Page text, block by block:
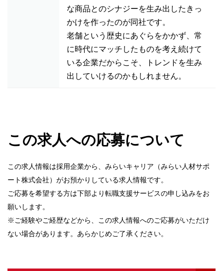
な商品とのシナジーを生み出したきっ
かけを作ったのが同社です。
老舗という歴史にあぐらをかかず、常
に時代にマッチしたものを考え続けて
いる企業だからこそ、トレンドを生み
出していけるのかもしれません。
この求人への応募について
この求人情報は採用企業から、みらいキャリア（みらい人材サポ
ート株式会社）がお預かりしている求人情報です。
ご応募を希望する方は下部より転職支援サービスの申し込みをお
願いします。
※ご経験やご経歴などから、この求人情報へのご応募がいただけ
ない場合があります。あらかじめご了承ください。